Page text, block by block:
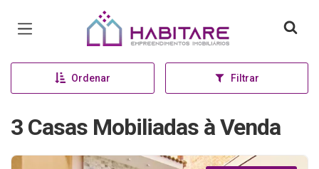
Página inicial
Ordenar Filtrar
3 Casas Mobiliadas à Venda